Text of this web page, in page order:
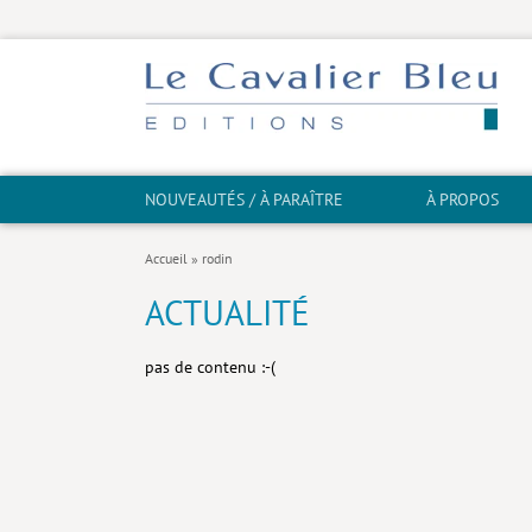
NOUVEAUTÉS / À PARAÎTRE À PROPOS
Accueil » rodin
ACTUALITÉ
pas de contenu :-(